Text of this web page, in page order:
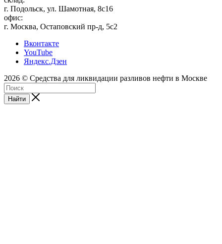
г. Подольск, ул. Шамотная, 8с16
офис:
г. Москва, Остаповский пр-д, 5с2
Вконтакте
YouTube
Яндекс.Дзен
2026 © Средства для ликвидации разливов нефти в Москве
Найти